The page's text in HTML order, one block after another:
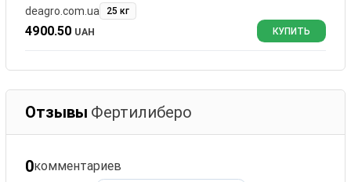
deagro.com.ua 25 кг
4900.50 UAH КУПИТЬ
Отзывы Фертилиберо
0комментариев